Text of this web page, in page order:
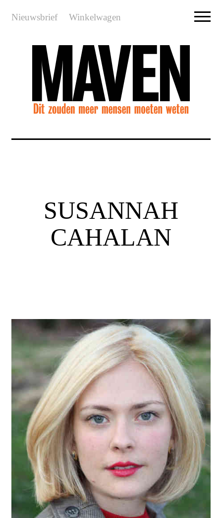
Nieuwsbrief Winkelwagen
SUSANNAH
CAHALAN